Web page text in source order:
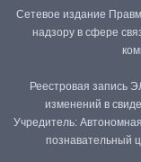
Сетевое издание
надзору в сфере
Реестровая запись
изменений в
Учредитель:
познавательный